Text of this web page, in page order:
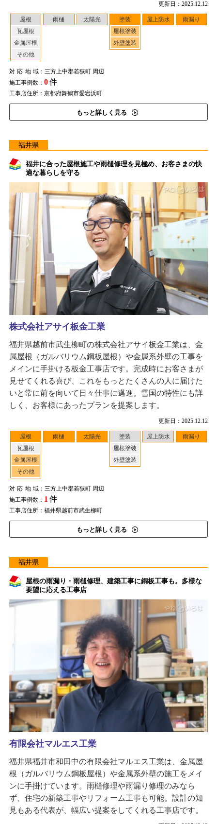
更新日：2025.12.12
屋根
瓦屋根
金属屋根
その他
雨樋 太陽光
塗装
屋根塗装
外壁塗装
屋上防水 雨漏り
対応地域：三方上中郡若狭町 周辺
施工事例数： 0件
工事店住所：京都府舞鶴市愛宕浜町
もっと詳しく見る
福井県
福井に合った屋根施工や雨樋修理を見極め、お客さまの快
適な暮らしを守る
更新日：2025.12.12
屋根
瓦屋根
金属屋根
その他
雨樋 太陽光
塗装
屋根塗装
外壁塗装
屋上防水 雨漏り
対応地域：三方上中郡若狭町 周辺
施工事例数： 1 件
工事店住所：福井県越前市武生柳町
もっと詳しく見る
株式会社アサイ板金工業
福井県越前市武生柳町の株式会社アサイ板金工業は、金
属屋根（ガルバリウム鋼板屋根）や金属系外壁の工事を
メインに手掛ける板金工事店です。完成時にお客さまが
見せてくれる喜び、これをもっとたくさんの人に届けた
いと常に前を向いて日々仕事に邁進。雪国の特性にも詳
しく、お客様にあったプランを提案します。
福井県
屋根の雨漏り・雨樋修理、建築工事に銅板工事も。多様な
要望に応える工事店
有限会社マルエス工業
福井県福井市和田中の有限会社マルエス工業は、金属屋
根（ガルバリウム鋼板屋根）や金属系外壁の施工をメイ
ンに手掛けています。雨樋修理や雨漏り修理のみなら
ず、住宅の新築工事やリフォーム工事も可能。設計の知
見もある代表が、幅広い提案をしてくれる工事店です。